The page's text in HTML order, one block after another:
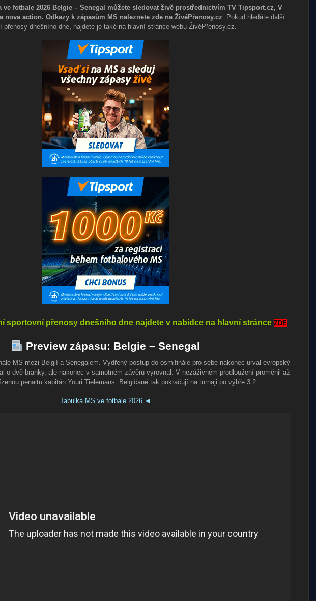
ve fotbale 2026 Belgie – Senegal můžete sledovat živě prostřednictvím TV Tipsport.cz, V
nova action. Odkazy k zápasům MS naleznete zde na ŽivéPřenosy.cz. Pokud hledáte další
přenosy dnešního dne, najdete je také na hlavní stránce webu ŽivéPřenosy.cz.
sportovní přenosy dnešního dne najdete v nabídce na hlavní stránce ZDE
Preview zápasu: Belgie – Senegal
MS mezi Belgií a Senegalem. Vydřený postup do osmifinále pro sebe nakonec urval evropský
o dvě branky, ale nakonec v samotném závěru vyrovnal. V nezáživném prodloužení proměnil až
penaltu kapitán Youri Tielemans. Belgičané tak pokračují na turnaji po výhře 3:2.
Tabulka MS ve fotbale 2026 ◄